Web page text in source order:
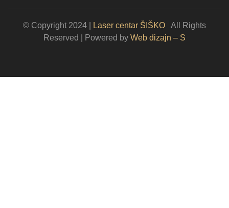
© Copyright 2024 | Laser centar ŠIŠKO
All Rights
Reserved | Powered by Web dizajn – S